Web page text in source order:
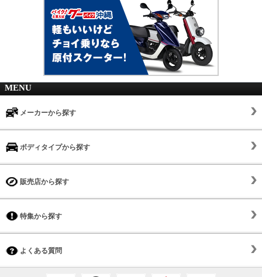
MENU
メーカーから探す
ボディタイプから探す
販売店から探す
特集から探す
よくある質問